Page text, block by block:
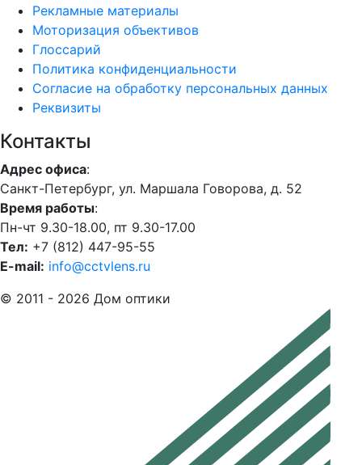
Рекламные материалы
Моторизация объективов
Глоссарий
Политика конфиденциальности
Согласие на обработку персональных данных
Реквизиты
Контакты
Адрес офиса:
Санкт-Петербург, ул. Маршала Говорова, д. 52
Время работы:
Пн-чт 9.30-18.00, пт 9.30-17.00
Тел: +7 (812) 447-95-55
E-mail: info@cctvlens.ru
© 2011 - 2026 Дом оптики